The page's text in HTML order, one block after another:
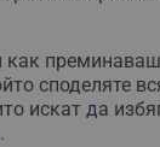
споделяте
искат да
.